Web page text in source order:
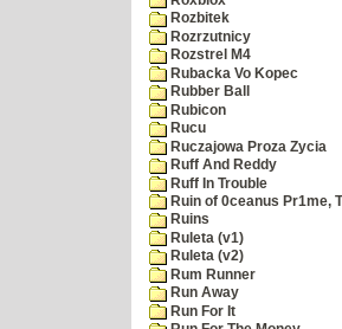
Rozbitek
Rozrzutnicy
Rozstrel M4
Rubacka Vo Kopec
Rubber Ball
Rubicon
Rucu
Ruczajowa Proza Zycia
Ruff And Reddy
Ruff In Trouble
Ruin of 0ceanus Pr1me,
Ruins
Ruleta (v1)
Ruleta (v2)
Rum Runner
Run Away
Run For It